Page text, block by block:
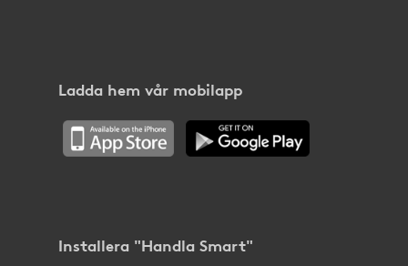
Ladda hem vår mobilapp
Installera "Handla Smart"